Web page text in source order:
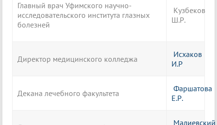
Главный врач Уфимского научно-
исследовательского института глазных
болезней
Кузбеков
Ш.Р.
Директор медицинского колледжа
Исхаков
И.Р
Декана лечебного факультета
Фаршатова
Е.Р.
Малиевский